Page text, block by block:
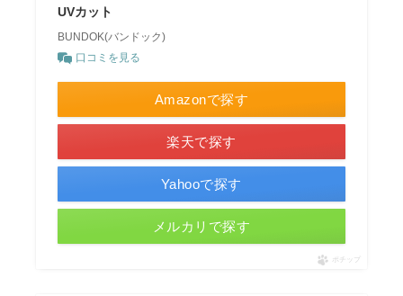
UVカット
BUNDOK(バンドック)
口コミを見る
Amazonで探す
楽天で探す
Yahooで探す
メルカリで探す
ポチップ